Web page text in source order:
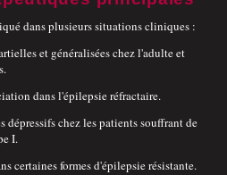
dans plusieurs situations cliniques :
et généralisées chez l'adulte et
dans l'épilepsie réfractaire.
dépressifs chez les patients souffrant de
I.
certaines formes d'épilepsie résistante.